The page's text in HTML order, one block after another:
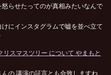
らせたってのが真相みたいなんで
にインスタグラムで嘘を並べ立て
リスマスツリー について やまもと
の 講演の証言とも合致しますね